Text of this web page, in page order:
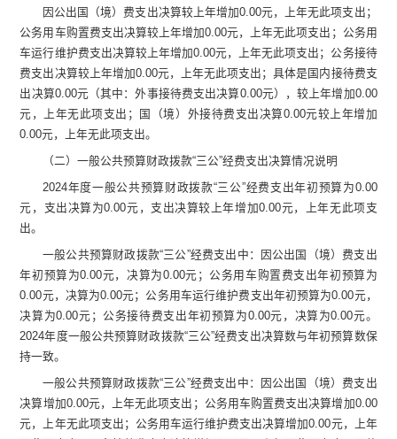
因公出国（境）费支出决算较上年增加0.00元，上年无此项支出 ；
公务用车购置费支出决算较上年增加0.00元，上年无此项支出 ； 公务用
车运行维护费支出决算较上年增加0.00元，上年无此项支出 ； 公务接待
费支出决算较上年增加0.00元，上年无此项支出 ；具体是国内接待费支
出决算0.00元（其中：外事接待费支出决算0.00元），较上年增加0.00
元，上年无此项支出；
国（境）外接待费支出决算0.00元较上年增加
0.00元，上年无此项支出。
（二）一般公共预算财政拨款“三公”经费支出决算情况说明
2024年度一般公共预算财政拨款“三公”经费支出年初预算为0.00
元 ，支出决算为0.00元 ， 支出决算较上年增加0.00元，上年无此项支
出。
一般公共预算财政拨款“三公”经费支出 中：
因公出国（境）费支出
年初预算为0.00元，决算为0.00元 ；公务用车购置费支出年初预算为
0.00元，决算为0.00元；公务用车运行维护费 支出年初预算为0.00元，
决算为0.00元 ；公务接待费支出年初预算为0.00元 ，决算为0.00元。
2024年度一般公共预算财政拨款“三公”经费支出决算数与年初预算数保
持一致。
一般公共预算财政拨款“三公”经费支出 中：
因公出国（境）费支出
决算增加0.00元， 上年无此项支出 ；公务用车购置费支出决算增加0.00
元， 上年无此项支出 ；公务用车运行维护费支出决算增加0.00元，
上年